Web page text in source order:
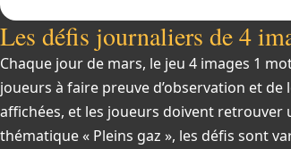
Les défis journaliers de 4
Chaque jour de mars, le jeu 4 images 1
joueurs à faire preuve d’observation et
affichées, et les joueurs doivent retrouver
thématique « Pleins gaz », les défis sont